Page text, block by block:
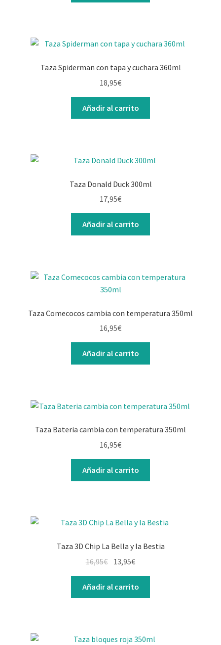
era:
es:
Taza Spiderman con tapa y cuchara 360ml
18,95€
Añadir al carrito
Taza Donald Duck 300ml
17,95€
Añadir al carrito
Taza Comecocos cambia con temperatura 350ml
16,95€
Añadir al carrito
Taza Bateria cambia con temperatura 350ml
16,95€
Añadir al carrito
Taza 3D Chip La Bella y la Bestia
16,95€ El
original
era:
13,95€El
actual
es:
Añadir al carrito